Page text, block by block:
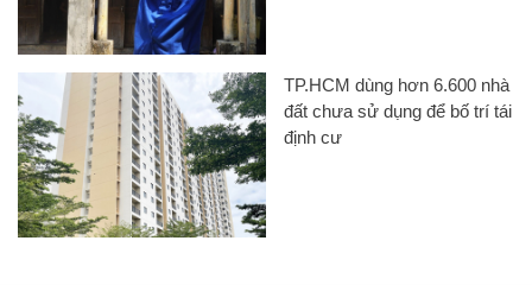
TP.HCM dùng hơn 6.600 nhà
đất chưa sử dụng để bố trí tái
định cư